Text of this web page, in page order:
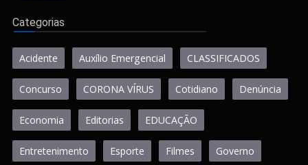
Categorias
Acidente Auxílio Emergencial CLASSIFICADOS
Concurso CORONA VÍRUS Cotidiano Denúncia
Economia Editorias EDUCAÇÃO
Entretenimento Esporte Filmes Governo